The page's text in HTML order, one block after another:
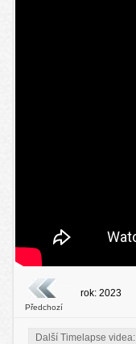
Předchozí
rok: 2023
Další Timelapse videa: